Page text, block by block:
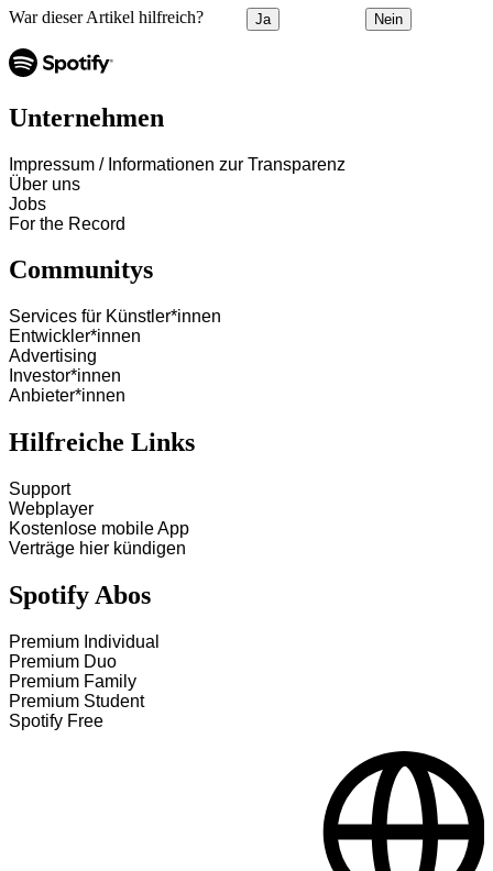
War dieser Artikel hilfreich? Ja Nein
Unternehmen
Impressum / Informationen zur Transparenz
Über uns
Jobs
For the Record
Communitys
Services für Künstler*innen
Entwickler*innen
Advertising
Investor*innen
Anbieter*innen
Hilfreiche Links
Support
Webplayer
Kostenlose mobile App
Verträge hier kündigen
Spotify Abos
Premium Individual
Premium Duo
Premium Family
Premium Student
Spotify Free